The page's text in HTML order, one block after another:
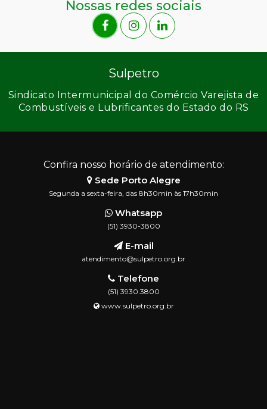
Nossas redes sociais
Sulpetro
Sindicato Intermunicipal do Comércio Varejista de
Combustíveis e Lubrificantes do Estado do RS
Confira nosso horário de atendimento:
Sede Porto Alegre
Segunda a sexta-feira, das 8h30min às 17h30min
Whatsapp
(51) 3930-3800
E-mail
atendimento@sulpetro.org.br
Telefone
(51) 3930.3800
www.sulpetro.org.br